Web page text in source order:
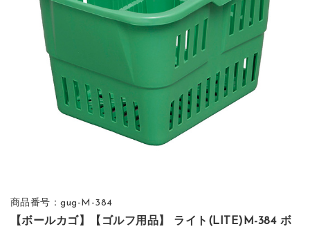
商品番号：gug-M-384
【ボールカゴ】【ゴルフ用品】 ライト(LITE)M-384 ボ